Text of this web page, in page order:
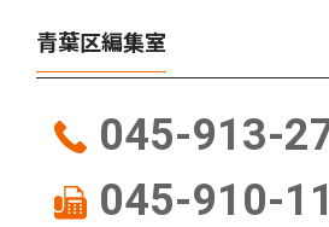
青葉区編集室
045-913-
045-910-